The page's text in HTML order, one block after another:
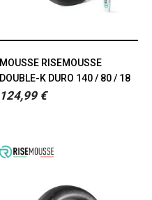
MOUSSE RISEMOUSSE
DOUBLE-K DURO 140 / 80 / 18
124,99 €